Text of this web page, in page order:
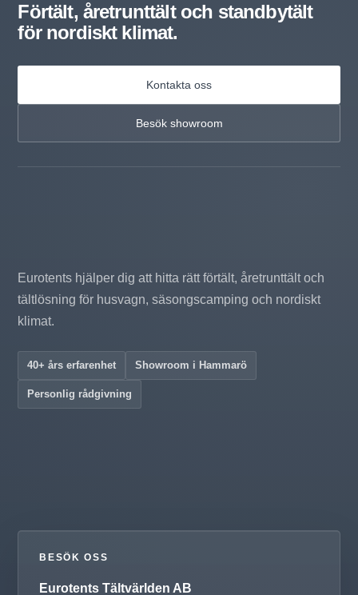
Förtält, åretrunttält och standbytält
för nordiskt klimat.
Kontakta oss
Besök showroom
Eurotents hjälper dig att hitta rätt förtält, åretrunttält och
tältlösning för husvagn, säsongscamping och nordiskt
klimat.
40+ års erfarenhet Showroom i Hammarö
Personlig rådgivning
BESÖK OSS
Eurotents Tältvärlden AB